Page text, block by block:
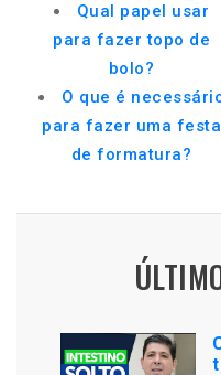
Qual papel usar
para fazer topo de
bolo?
O que é
para fazer uma festa
de formatura?